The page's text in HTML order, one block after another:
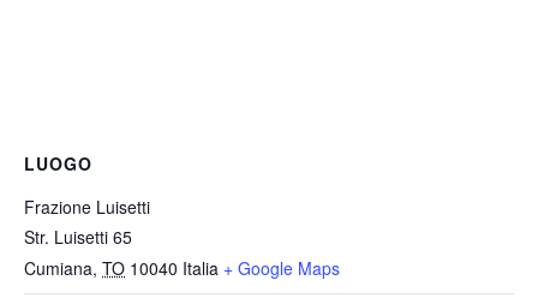
LUOGO
Frazione Luisetti
Str. Luisetti 65
Cumiana, TO 10040 Italia + Google Maps